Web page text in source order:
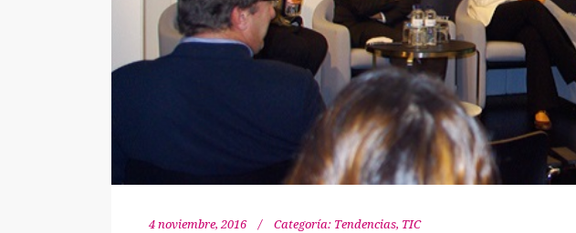
4 noviembre, 2016 Categoría: Tendencias, TIC